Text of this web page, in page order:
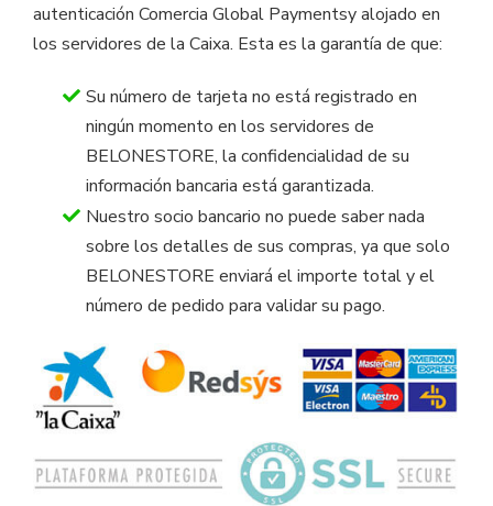
autenticación Comercia Global Paymentsy alojado en
los servidores de la Caixa. Esta es la garantía de que:
Su número de tarjeta no está registrado en
ningún momento en los servidores de
BELONESTORE, la confidencialidad de su
información bancaria está garantizada.
Nuestro socio bancario no puede saber nada
sobre los detalles de sus compras, ya que solo
BELONESTORE enviará el importe total y el
número de pedido para validar su pago.